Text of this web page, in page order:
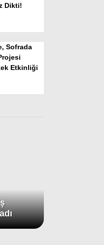
Dikti!
Sofrada
Etkinliği